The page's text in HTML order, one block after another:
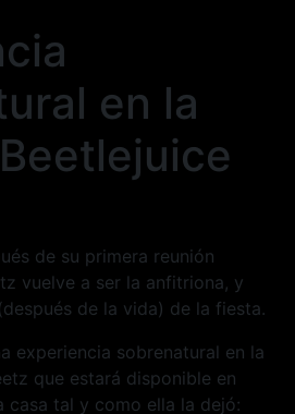
en la
de su primera reunión
vuelve a ser la anfitriona, y
de la vida) de la fiesta.
experiencia sobrenatural en la
que estará disponible en
casa tal y como ella la dejó: